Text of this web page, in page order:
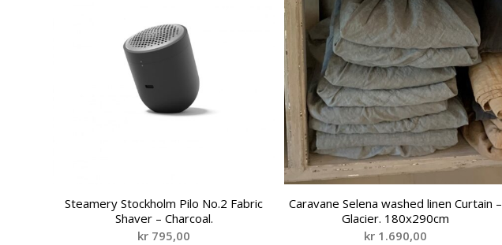
Steamery Stockholm Pilo No.2 Fabric
Shaver – Charcoal.
kr 795,00
Caravane Selena washed linen Curtain –
Glacier. 180x290cm
kr1.690,00